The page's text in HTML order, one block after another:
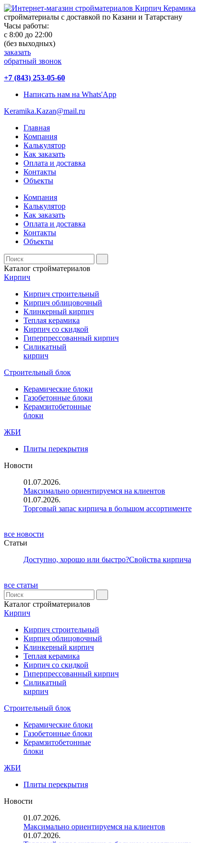
стройматериалы с доставкой по Казани и Татарстану
Часы работы:
с 8:00 до 22:00
(без выходных)
заказать
обратный звонок
+7 (843) 253-05-60
Написать нам на Whats'App
Keramika.Kazan@mail.ru
Главная
Компания
Калькулятор
Как заказать
Оплата и доставка
Контакты
Объекты
Компания
Калькулятор
Как заказать
Оплата и доставка
Контакты
Объекты
Каталог стройматериалов
Кирпич
Кирпич строительный
Кирпич облицовочный
Клинкерный кирпич
Теплая керамика
Кирпич со скидкой
Гиперпрессованный кирпич
Силикатный
кирпич
Строительный блок
Керамические блоки
Газобетонные блоки
Керамзитобетонные
блоки
ЖБИ
Плиты перекрытия
Новости
01.07.2026.
Максимально ориентируемся на клиентов
01.07.2026.
Торговый запас кирпича в большом ассортименте
все новости
Статьи
Доступно, хорошо или быстро?Свойства кирпича
все статьи
Каталог стройматериалов
Кирпич
Кирпич строительный
Кирпич облицовочный
Клинкерный кирпич
Теплая керамика
Кирпич со скидкой
Гиперпрессованный кирпич
Силикатный
кирпич
Строительный блок
Керамические блоки
Газобетонные блоки
Керамзитобетонные
блоки
ЖБИ
Плиты перекрытия
Новости
01.07.2026.
Максимально ориентируемся на клиентов
01.07.2026.